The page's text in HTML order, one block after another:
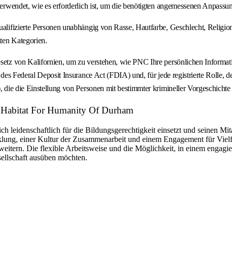
wie es erforderlich ist, um die benötigten angemessenen
Personen unabhängig von Rasse, Hautfarbe, Geschlecht,
Kategorien.
von Kalifornien, um zu verstehen, wie PNC Ihre persönlichen
Federal Deposit Insurance Act (FDIA) und, für jede registrierte
die Einstellung von Personen mit bestimmter krimineller Vorgeschichte
For Humanity Of Durham
leidenschaftlich für die Bildungsgerechtigkeit einsetzt und seinen
einer Kultur der Zusammenarbeit und einem Engagement für
Die flexible Arbeitsweise und die Möglichkeit, in einem
ausüben möchten.